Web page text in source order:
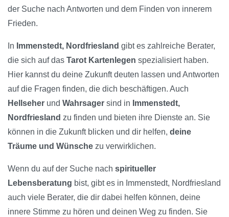
der Suche nach Antworten und dem Finden von innerem
Frieden.
In Immenstedt, Nordfriesland gibt es zahlreiche Berater,
die sich auf das Tarot Kartenlegen spezialisiert haben.
Hier kannst du deine Zukunft deuten lassen und Antworten
auf die Fragen finden, die dich beschäftigen. Auch
Hellseher und Wahrsager sind in Immenstedt,
Nordfriesland zu finden und bieten ihre Dienste an. Sie
können in die Zukunft blicken und dir helfen, deine
Träume und Wünsche zu verwirklichen.
Wenn du auf der Suche nach spiritueller
Lebensberatung bist, gibt es in Immenstedt, Nordfriesland
auch viele Berater, die dir dabei helfen können, deine
innere Stimme zu hören und deinen Weg zu finden. Sie